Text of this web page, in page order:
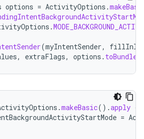
options = ActivityOptions .
.
(myIntentSender,
, extraFlags, options . toBundle
.makeBasic().apply {
=